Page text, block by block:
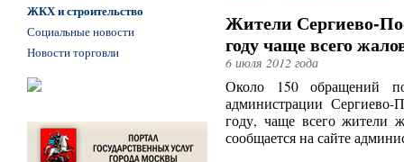
Жители Сергиево-
году чаще всего
6 июля 2012 года
Около 150 обращений
администрации Сергиево-
году, чаще всего жители
сообщается на сайте
ЖКХ и строительство
Социальные новости
Новости торговли